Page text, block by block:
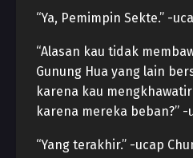
“Ya, Pemimpin Sekte.” -
“Alasan kau tidak
Gunung Hua yang lain
karena kau
karena mereka beban?”
“Yang terakhir.” -ucap